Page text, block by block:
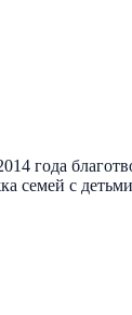
года
семей с